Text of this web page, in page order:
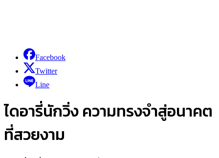
Facebook
Twitter
Line
ไดอารี่นักวิ่ง ความทรงจำสู่อนาคต
ที่สวยงาม